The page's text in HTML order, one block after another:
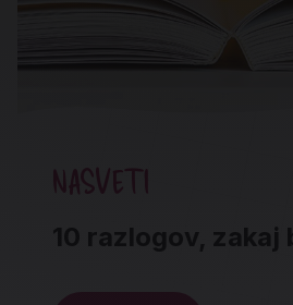
NASVETI
10 razlogov, zakaj